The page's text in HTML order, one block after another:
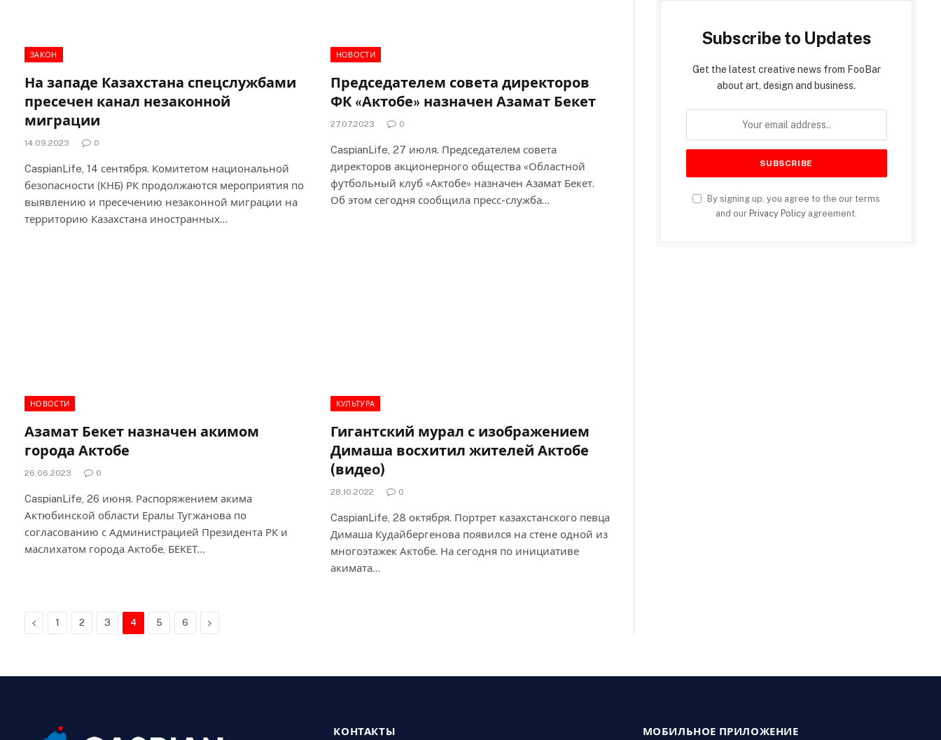
ЗАКОН
На западе Казахстана спецслужбами
пресечен канал незаконной
миграции
14.09.2023 0
CaspianLife, 14 сентября. Комитетом национальной
безопасности (КНБ) РК продолжаются мероприятия по
выявлению и пресечению незаконной миграции на
территорию Казахстана иностранных…
НОВОСТИ
Председателем совета директоров
ФК «Актобе» назначен Азамат Бекет
27.07.2023 0
CaspianLife, 27 июля. Председателем совета
директоров акционерного общества «Областной
футбольный клуб «Актобе» назначен Азамат Бекет.
Об этом сегодня сообщила пресс-служба…
НОВОСТИ
Азамат Бекет назначен акимом
города Актобе
26.06.2023 0
CaspianLife, 26 июня. Распоряжением акима
Актюбинской области Ералы Тугжанова по
согласованию с Администрацией Президента РК и
маслихатом города Актобе, БЕКЕТ…
КУЛЬТУРА
Гигантский мурал с изображением
Димаша восхитил жителей Актобе
(видео)
28.10.2022 0
CaspianLife, 28 октября. Портрет казахстанского певца
Димаша Кудайбергенова появился на стене одной из
многоэтажек Актобе. На сегодня по инициативе
акимата…
Previous
1 2 3 4 5 6 Next
Subscribe to Updates
Get the latest creative news from FooBar
about art, design and business.
By signing up, you agree to the our terms
and our Privacy Policy agreement.
КОНТАКТЫ МОБИЛЬНОЕ ПРИЛОЖЕНИЕ